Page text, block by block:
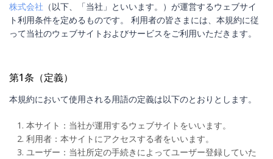
株式会社 （以下、「当社」といいます。）が運営するウェブサイ
ト利用条件を定めるものです。 利用者の皆さまには、本規約に従
って当社のウェブサイトおよびサービスをご利用いただきます。
第1条（定義）
本規約において使用される用語の定義は以下のとおりとします。
本サイト：当社が運用するウェブサイトをいいます。
利用者：本サイトにアクセスする者をいいます。
ユーザー：当社所定の手続きによってユーザー登録していた